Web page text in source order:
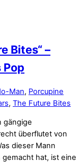
Bites“ –
Man, Porcupine
, The Future Bites
gängige
überflutet von
dieser Mann
hat, ist eine